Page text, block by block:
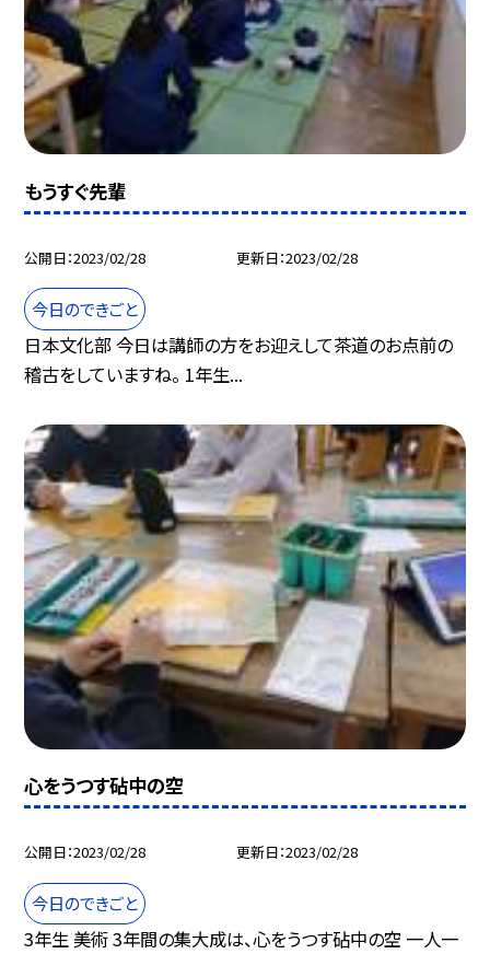
もうすぐ先輩
公開日 2023/02/28 更新日 2023/02/28
今日のできごと
日本文化部 今日は講師の方をお迎えして茶道のお点前の
稽古をしていますね。 1年生...
心をうつす砧中の空
公開日 2023/02/28 更新日 2023/02/28
今日のできごと
3年生 美術 3年間の集大成は、心をうつす砧中の空 一人一